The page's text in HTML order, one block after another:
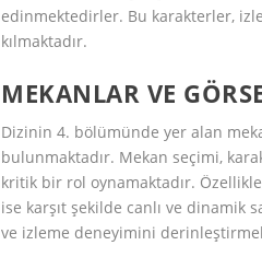
edinmektedirler. Bu karakterler,
kılmaktadır.
MEKANLAR VE
Dizinin 4. bölümünde yer alan
bulunmaktadır. Mekan seçimi,
kritik bir rol oynamaktadır.
ise karşıt şekilde canlı ve dinamik
ve izleme deneyimini